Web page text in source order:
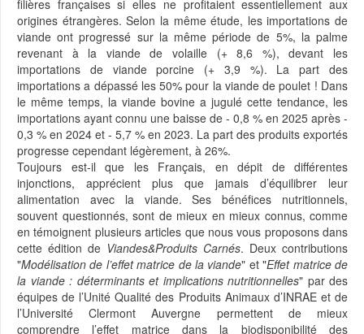
filières françaises si elles ne profitaient essentiellement aux
origines étrangères. Selon la même étude, les importations de
viande ont progressé sur la même période de 5%, la palme
revenant à la viande de volaille (+ 8,6 %), devant les
importations de viande porcine (+ 3,9 %). La part des
importations a dépassé les 50% pour la viande de poulet ! Dans
le même temps, la viande bovine a jugulé cette tendance, les
importations ayant connu une baisse de - 0,8 % en 2025 après -
0,3 % en 2024 et - 5,7 % en 2023. La part des produits exportés
progresse cependant légèrement, à 26%.
Toujours est-il que les Français, en dépit de différentes
injonctions, apprécient plus que jamais d’équilibrer leur
alimentation avec la viande. Ses bénéfices nutritionnels,
souvent questionnés, sont de mieux en mieux connus, comme
en témoignent plusieurs articles que nous vous proposons dans
cette édition de Viandes&Produits Carnés. Deux contributions
"Modélisation de l’effet matrice de la viande" et "Effet matrice de
la viande : déterminants et implications nutritionnelles" par des
équipes de l’Unité Qualité des Produits Animaux d’INRAE et de
l’Université Clermont Auvergne permettent de mieux
comprendre l’effet matrice dans la biodisponibilité des